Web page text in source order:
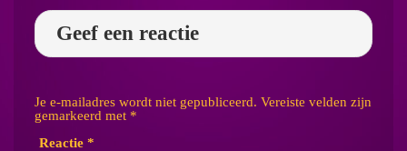
Geef een reactie
Je e-mailadres wordt niet gepubliceerd. Vereiste velden zijn
gemarkeerd met *
Reactie *